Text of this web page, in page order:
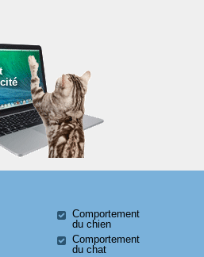
Comportement
du chien
Comportement
du chat